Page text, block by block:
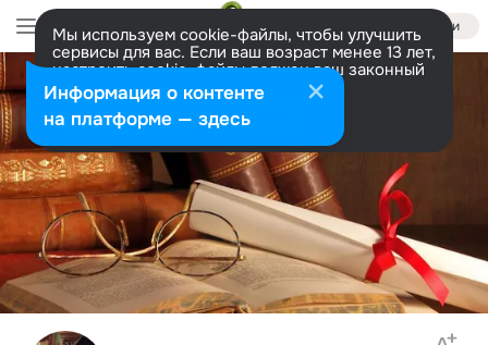
Войти
Мы используем cookie-файлы, чтобы улучшить
сервисы для вас. Если ваш возраст менее 13 лет,
настроить cookie-файлы должен ваш законный
представитель. Больше информации
Разрешить все Настроить
Информация о контенте
на платформе — здесь